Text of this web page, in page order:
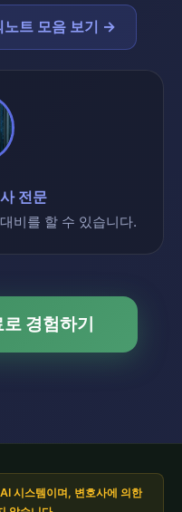
노트 모음 보기 →
전문
비를 할 수 있습니다.
경험하기
시스템이며, 변호사에 의한